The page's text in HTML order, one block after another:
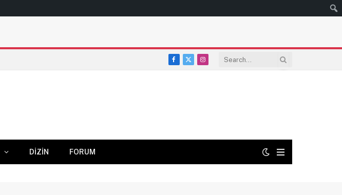
Facebook
X
Instagram
DIZIN FORUM